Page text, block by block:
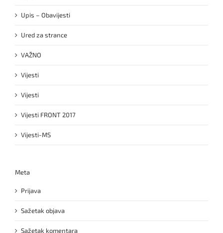
Upis – Obavijesti
Ured za strance
VAŽNO
Vijesti
Vijesti
Vijesti FRONT 2017
Vijesti-MS
Meta
Prijava
Sažetak objava
Sažetak komentara